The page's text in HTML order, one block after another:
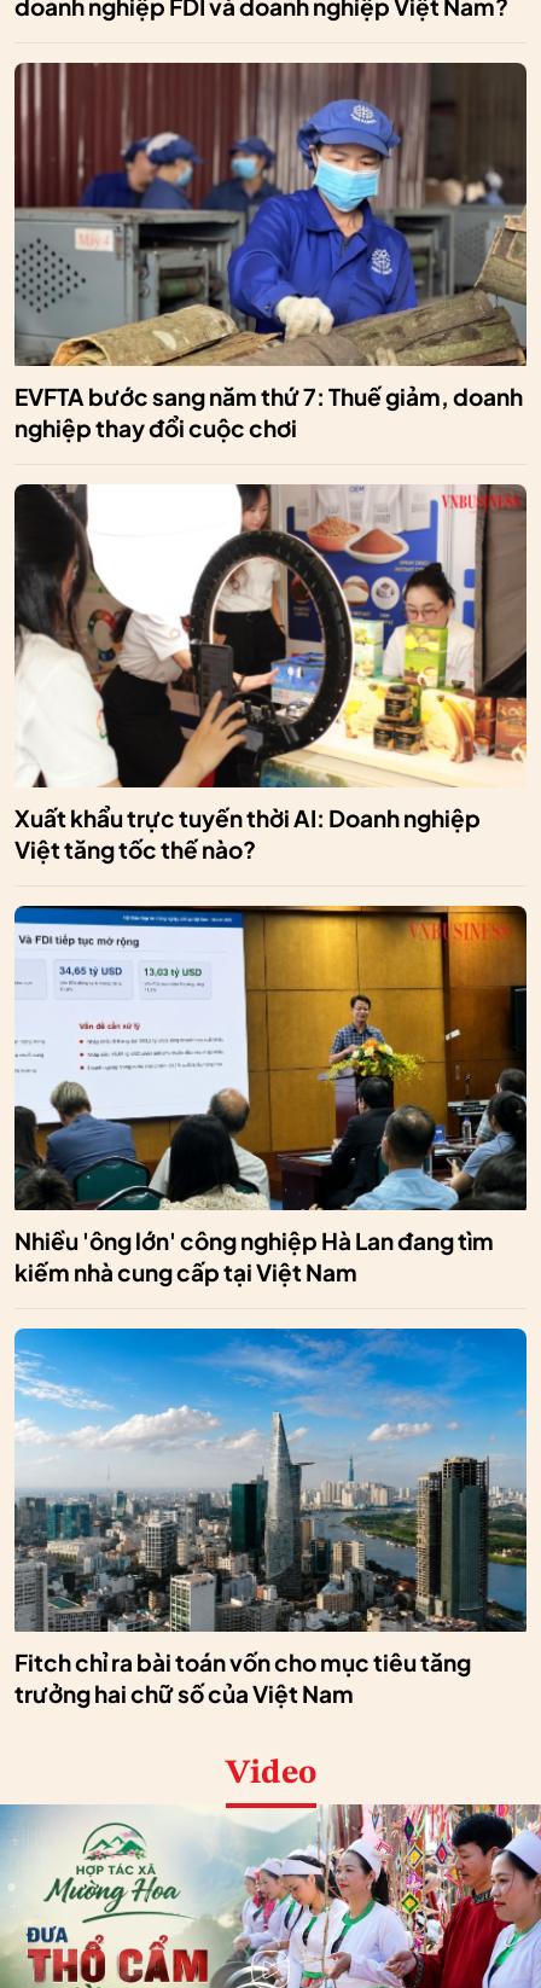
doanh nghiệp FDI và doanh nghiệp Việt Nam?
EVFTA bước sang năm thứ 7: Thuế giảm, doanh
nghiệp thay đổi cuộc chơi
Xuất khẩu trực tuyến thời AI: Doanh nghiệp
Việt tăng tốc thế nào?
Nhiều 'ông lớn' công nghiệp Hà Lan đang tìm
kiếm nhà cung cấp tại Việt Nam
Fitch chỉ ra bài toán vốn cho mục tiêu tăng
trưởng hai chữ số của Việt Nam
Video